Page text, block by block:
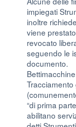
impiegati
inoltre
viene
revocato
seguendo le
documento.
Tracciamento
“di prima
abilitano